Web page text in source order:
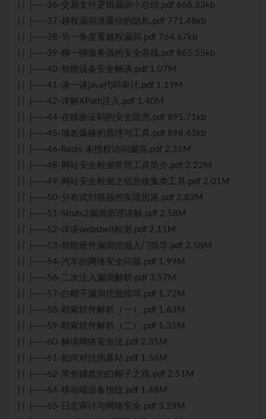
| | ├──36-交易支付逻辑漏洞小总结.pdf 668.33kb
| | ├──37-越权漏洞泄露你的隐私.pdf 771.48kb
| | ├──38-另一角度看越权漏洞.pdf 764.67kb
| | ├──39-聊一聊服务器的安全基线.pdf 865.55kb
| | ├──40-智能设备安全畅谈.pdf 1.07M
| | ├──41-谈一谈java代码审计.pdf 1.19M
| | ├──42-详解XPath注入.pdf 1.40M
| | ├──44-在线验证码的安全隐患.pdf 895.71kb
| | ├──45-域名爆破的原理与工具.pdf 898.43kb
| | ├──46-Redis 未授权访问漏洞.pdf 2.35M
| | ├──48-网站安全检测常用工具简介.pdf 2.22M
| | ├──49-网站安全检测之信息收集类工具.pdf 2.01M
| | ├──50-分布式扫描器的实现思路.pdf 2.83M
| | ├──51-Struts2漏洞原理讲解.pdf 2.58M
| | ├──52-详谈webshell检测.pdf 2.11M
| | ├──53-智能硬件漏洞挖掘入门指导.pdf 2.58M
| | ├──54-汽车的网络安全问题.pdf 1.99M
| | ├──56-二次注入漏洞解析.pdf 3.57M
| | ├──57-白帽子漏洞挖掘指导.pdf 1.72M
| | ├──58-勒索软件解析（一）.pdf 1.63M
| | ├──59-勒索软件解析（二）.pdf 1.35M
| | ├──60-解读网络安全法.pdf 2.35M
| | ├──61-如何对抗伪基站.pdf 1.56M
| | ├──62-黑色键盘的白帽子之路.pdf 2.51M
| | ├──64-移动端设备指纹.pdf 1.48M
| | ├──65-日志审计与网络安全.pdf 3.29M